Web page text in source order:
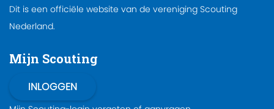
Dit is een officiële website van de vereniging Scouting
Nederland.
Mijn Scouting